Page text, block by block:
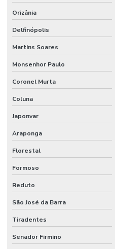
Orizânia
Delfinópolis
Martins Soares
Monsenhor Paulo
Coronel Murta
Coluna
Japonvar
Araponga
Florestal
Formoso
Reduto
São José da Barra
Tiradentes
Senador Firmino